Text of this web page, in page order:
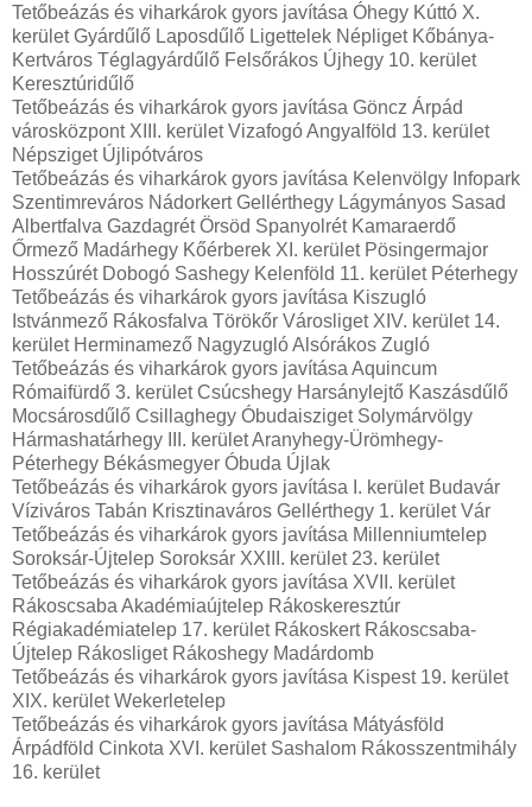
Tetőbeázás és viharkárok gyors javítása Óhegy Kúttó X.
kerület Gyárdűlő Laposdűlő Ligettelek Népliget Kőbánya-
Kertváros Téglagyárdűlő Felsőrákos Újhegy 10. kerület
Keresztúridűlő
Tetőbeázás és viharkárok gyors javítása Göncz Árpád
városközpont XIII. kerület Vizafogó Angyalföld 13. kerület
Népsziget Újlipótváros
Tetőbeázás és viharkárok gyors javítása Kelenvölgy Infopark
Szentimreváros Nádorkert Gellérthegy Lágymányos Sasad
Albertfalva Gazdagrét Örsöd Spanyolrét Kamaraerdő
Őrmező Madárhegy Kőérberek XI. kerület Pösingermajor
Hosszúrét Dobogó Sashegy Kelenföld 11. kerület Péterhegy
Tetőbeázás és viharkárok gyors javítása Kiszugló
Istvánmező Rákosfalva Törökőr Városliget XIV. kerület 14.
kerület Herminamező Nagyzugló Alsórákos Zugló
Tetőbeázás és viharkárok gyors javítása Aquincum
Rómaifürdő 3. kerület Csúcshegy Harsánylejtő Kaszásdűlő
Mocsárosdűlő Csillaghegy Óbudaisziget Solymárvölgy
Hármashatárhegy III. kerület Aranyhegy-Ürömhegy-
Péterhegy Békásmegyer Óbuda Újlak
Tetőbeázás és viharkárok gyors javítása I. kerület Budavár
Víziváros Tabán Krisztinaváros Gellérthegy 1. kerület Vár
Tetőbeázás és viharkárok gyors javítása Millenniumtelep
Soroksár-Újtelep Soroksár XXIII. kerület 23. kerület
Tetőbeázás és viharkárok gyors javítása XVII. kerület
Rákoscsaba Akadémiaújtelep Rákoskeresztúr
Régiakadémiatelep 17. kerület Rákoskert Rákoscsaba-
Újtelep Rákosliget Rákoshegy Madárdomb
Tetőbeázás és viharkárok gyors javítása Kispest 19. kerület
XIX. kerület Wekerletelep
Tetőbeázás és viharkárok gyors javítása Mátyásföld
Árpádföld Cinkota XVI. kerület Sashalom Rákosszentmihály
16. kerület